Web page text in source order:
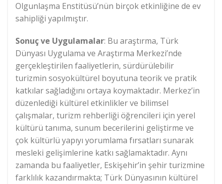
Olgunlaşma Enstitüsü’nün birçok etkinliğine de ev
sahipliği yapılmıştır.
Sonuç ve Uygulamalar: Bu araştırma, Türk
Dünyası Uygulama ve Araştırma Merkezi’nde
gerçekleştirilen faaliyetlerin, sürdürülebilir
turizmin sosyokültürel boyutuna teorik ve pratik
katkılar sağladığını ortaya koymaktadır. Merkez’in
düzenlediği kültürel etkinlikler ve bilimsel
çalışmalar, turizm rehberliği öğrencileri için yerel
kültürü tanıma, sunum becerilerini geliştirme ve
çok kültürlü yapıyı yorumlama fırsatları sunarak
mesleki gelişimlerine katkı sağlamaktadır. Aynı
zamanda bu faaliyetler, Eskişehir’in şehir turizmine
farklılık kazandırmakta; Türk Dünyasının kültürel